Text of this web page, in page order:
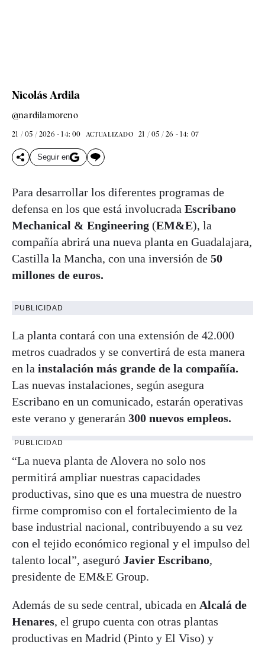
Nicolás Ardila
@nardilamoreno
21 / 05 / 2026 - 14: 00 ACTUALIZADO 21 / 05 / 26 - 14: 07
Seguir en
Para desarrollar los diferentes programas de
defensa en los que está involucrada Escribano
Mechanical & Engineering (EM&E), la
compañía abrirá una nueva planta en Guadalajara,
Castilla la Mancha, con una inversión de 50
millones de euros.
PUBLICIDAD
La planta contará con una extensión de 42.000
metros cuadrados y se convertirá de esta manera
en la instalación más grande de la compañía.
Las nuevas instalaciones, según asegura
Escribano en un comunicado, estarán operativas
este verano y generarán 300 nuevos empleos.
PUBLICIDAD
“La nueva planta de Alovera no solo nos
permitirá ampliar nuestras capacidades
productivas, sino que es una muestra de nuestro
firme compromiso con el fortalecimiento de la
base industrial nacional, contribuyendo a su vez
con el tejido económico regional y el impulso del
talento local”, aseguró Javier Escribano,
presidente de EM&E Group.
Además de su sede central, ubicada en Alcalá de
Henares, el grupo cuenta con otras plantas
productivas en Madrid (Pinto y El Viso) y